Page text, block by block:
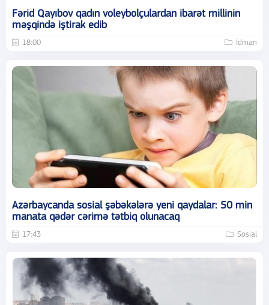
Fərid Qayıbov qadın voleybolçulardan ibarət millinin
məşqində iştirak edib
18:00 İdman
Azərbaycanda sosial şəbəkələrə yeni qaydalar: 50 min
manata qədər cərimə tətbiq olunacaq
17:43 Sosial